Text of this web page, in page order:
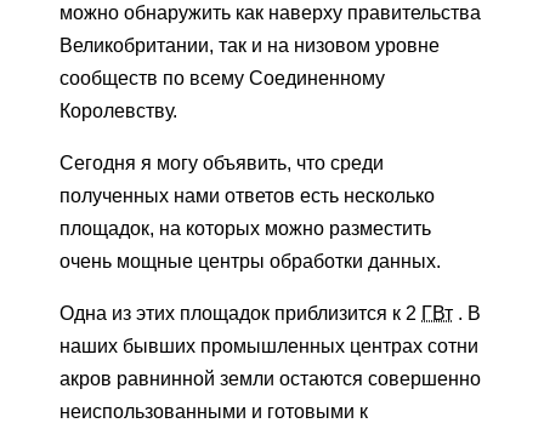
можно обнаружить как наверху правительства
Великобритании, так и на низовом уровне
сообществ по всему Соединенному
Королевству.
Сегодня я могу объявить, что среди
полученных нами ответов есть несколько
площадок, на которых можно разместить
очень мощные центры обработки данных.
Одна из этих площадок приблизится к 2 ГВт . В
наших бывших промышленных центрах сотни
акров равнинной земли остаются совершенно
неиспользованными и готовыми к